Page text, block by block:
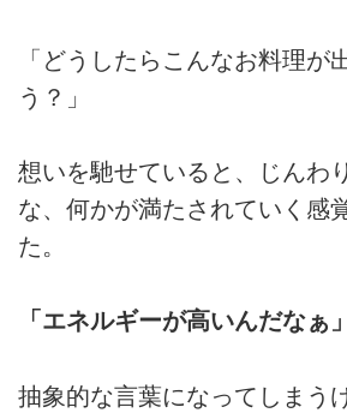
「どうしたらこんなお料理が
う？」
想いを馳せていると、じんわ
な、何かが満たされていく感
た。
「エネルギーが高いんだなぁ」
抽象的な言葉になってしまう